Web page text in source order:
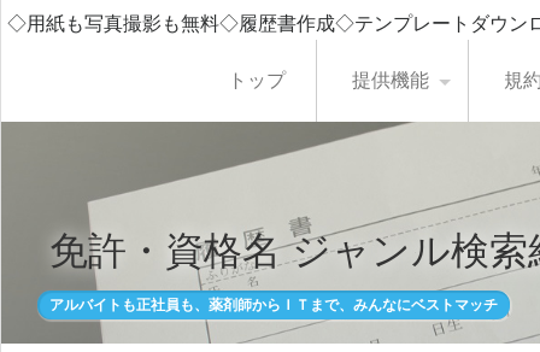
◇用紙も写真撮影も無料◇履歴書作成◇テンプレートダウ
トップ 提供機能 規
免許・資格名 ジャンル検索
アルバイトも正社員も、薬剤師からＩＴまで、みんなにベストマッチ